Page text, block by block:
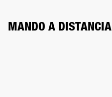
MANDO A DISTANCIA